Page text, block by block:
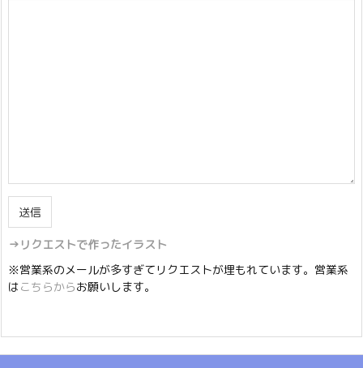
→リクエストで作ったイラスト
※営業系のメールが多すぎてリクエストが埋もれています。営業系
はこちらからお願いします。